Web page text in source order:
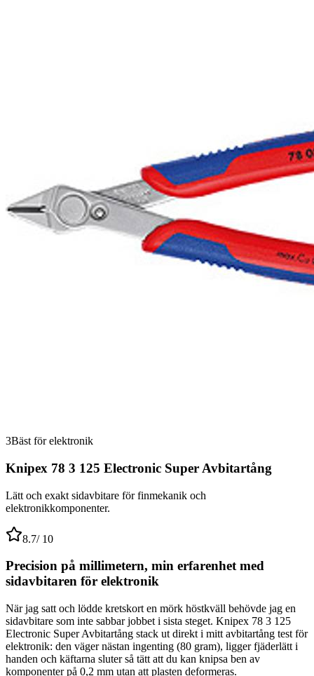
3Bäst för elektronik
Knipex 78 3 125 Electronic Super Avbitartång
Lätt och exakt sidavbitare för finmekanik och
elektronikkomponenter.
8.7/ 10
Precision på millimetern, min erfarenhet med
sidavbitaren för elektronik
När jag satt och lödde kretskort en mörk höstkväll behövde jag en
sidavbitare som inte sabbar jobbet i sista steget. Knipex 78 3 125
Electronic Super Avbitartång stack ut direkt i mitt avbitartång test för
elektronik: den väger nästan ingenting (80 gram), ligger fjäderlätt i
handen och käftarna sluter så tätt att du kan knipsa ben av
komponenter på 0,2 mm utan att plasten deformeras.